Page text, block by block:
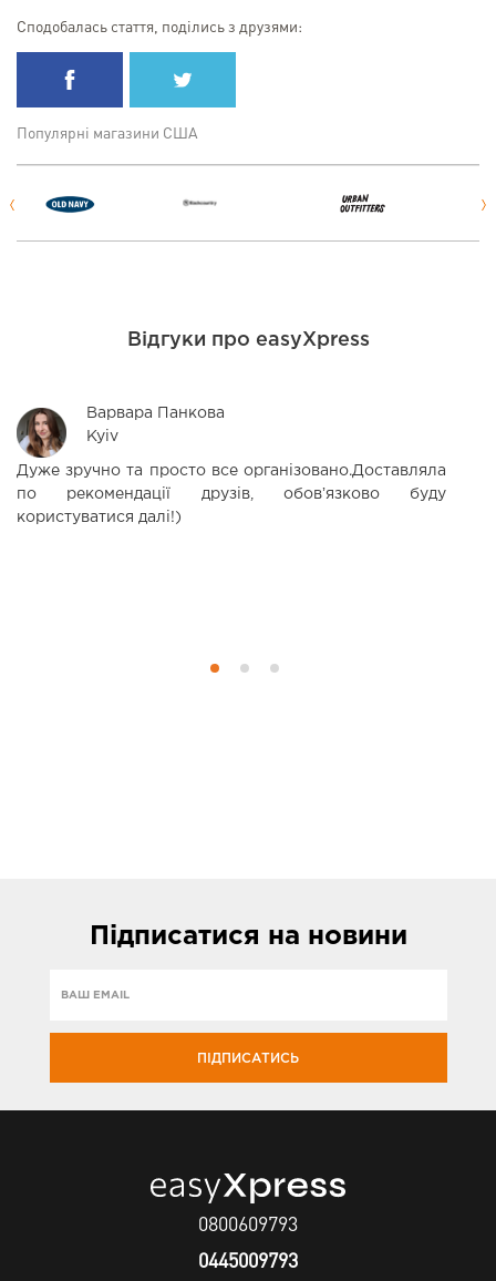
Сподобалась стаття, поділись з друзями:
Популярні магазини США
Відгуки про easyXpress
Варвара Панкова
Kyiv
Дуже зручно та просто все організовано.Доставляла
по рекомендації друзів, обовʼязково буду
користуватися далі!)
Підписатися на новини
ПІДПИСАТИСЬ
0800609793
0445009793